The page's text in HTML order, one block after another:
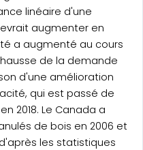
linéaire d'une
augmenter en
a augmenté au cours
de la demande
d'une amélioration
qui est passé de
2018. Le Canada a
de bois en 2006 et
les statistiques